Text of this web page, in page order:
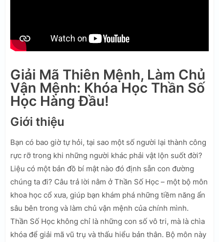
Giải Mã Thiên Mệnh, Làm Chủ
Vận Mệnh: Khóa Học Thần Số
Học Hàng Đầu!
Giới thiệu
Bạn có bao giờ tự hỏi, tại sao một số người lại thành công
rực rỡ trong khi những người khác phải vật lộn suốt đời?
Liệu có một bản đồ bí mật nào đó định sẵn con đường
chúng ta đi? Câu trả lời nằm ở Thần Số Học – một bộ môn
khoa học cổ xưa, giúp bạn khám phá những tiềm năng ẩn
sâu bên trong và làm chủ vận mệnh của chính mình.
Thần Số Học không chỉ là những con số vô tri, mà là chìa
khóa để giải mã vũ trụ và thấu hiểu bản thân. Bộ môn này